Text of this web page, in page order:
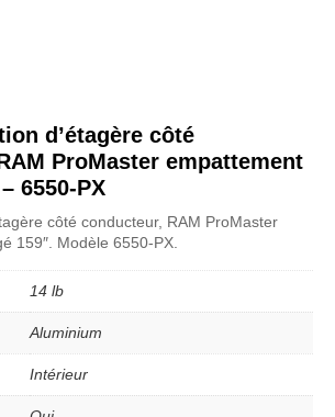
d’étagère côté
ProMaster empattement
6550-PX
côté conducteur, RAM ProMaster
159″. Modèle 6550-PX.
14 lb
Aluminium
Intérieur